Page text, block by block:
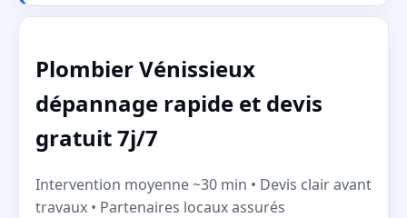
Plombier Vénissieux
dépannage rapide et devis
gratuit 7j/7
Intervention moyenne ~30 min • Devis clair avant
travaux • Partenaires locaux assurés